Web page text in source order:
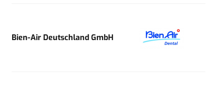
Bien-Air Deutschland GmbH